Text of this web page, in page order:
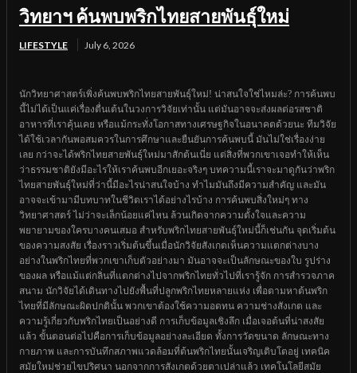
วิทยาฯ ค้นพบพริกไทยสายพันธุ์ใหม่
LIFESTYLE July 6, 2026
นักวิทยาศาสตร์เพิ่งค้นพบพริกไทยสายพันธุ์ใหม่! น่าสนใจใช่ไหมล่ะ? การค้นพบ
นี้ไม่ได้เป็นแค่เรื่องตื่นเต้นในวงการวิจัยเท่านั้น แต่มันอาจจะส่งผลต่อรสชาติ
อาหารที่เราคุ้นเคย หรือแม้กระทั่งโอกาสทางเศรษฐกิจในอนาคตด้วยนะ ทีมวิจัย
ได้ใช้เวลากันพอสมควรในการศึกษาและยืนยันการค้นพบนี้ มันไม่ใช่เรื่องง่าย
เลย กว่าจะได้พริกไทยสายพันธุ์ใหม่มาสักต้นเนี่ย แต่สิ่งที่พวกเขาเจอทำให้เห็น
ว่าธรรมชาติยังมีอะไรให้เราค้นพบอีกเยอะจริงๆ บทความนี้เราจะมาดูกันว่าพริก
ไทยสายพันธุ์ใหม่ที่ว่านี้มีอะไรน่าสนใจบ้าง ทำไมมันถึงมีความสำคัญ และมัน
อาจจะเข้ามามีบทบาทในชีวิตเราได้อย่างไรบ้าง การค้นพบสิ่งใหม่ๆ ทาง
วิทยาศาสตร์ ไม่ว่าจะเล็กน้อยแค่ไหน ล้วนเกิดจากความตั้งใจและความ
พยายามของใครบางคนเสมอ สำหรับพริกไทยสายพันธุ์ใหม่นี้ก็เช่นกัน จุดเริ่มต้น
ของความสงสัย เรื่องราวเริ่มต้นขึ้นเมื่อนักวิจัยสังเกตเห็นความแตกต่างบาง
อย่างในพริกไทยที่พวกเขาเก็บตัวอย่างมา มันอาจจะเป็นลักษณะของใบ รูปร่าง
ของผล หรือแม้แต่กลิ่นที่แตกต่างไปจากพริกไทยทั่วไปที่เรารู้จัก การสำรวจภาค
สนาม นักวิจัยได้เดินทางไปยังพื้นที่ปลูกพริกไทยหลายแห่ง เพื่อตามหาต้นพริก
ไทยที่มีลักษณะผิดปกตินั้น พวกเขาต้องใช้ความอดทน ความช่างสังเกต และ
ความรู้เกี่ยวกับพริกไทยเป็นอย่างดี การเก็บข้อมูลเชิงลึก เมื่อเจอต้นที่น่าสงสัย
แล้ว ขั้นตอนต่อไปคือการเก็บข้อมูลอย่างละเอียด ทั้งการวัดขนาด ลักษณะทาง
กายภาพ และการบันทึกสภาพแวดล้อมที่ต้นพริกไทยนั้นเจริญเติบโตอยู่ เทคนิค
สมัยใหม่ช่วยไขปริศนา นอกจากการสังเกตด้วยตาเปล่าแล้ว เทคโนโลยีสมัย